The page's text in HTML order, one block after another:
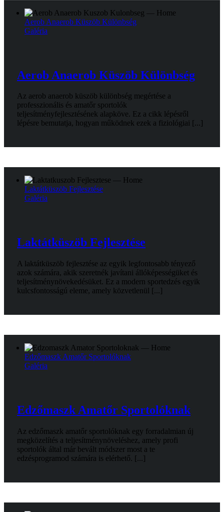
Aerob Anaerob Küszöb Különbség
Galéria
Aerob Anaerob Küszöb Különbség
Az aerob anaerob küszöb különbség megértése a
professzionális és amatőr sportolók
teljesítményfejlesztésének alapköve. Ez a cikk lépésről
lépésre bemutatja, hogyan működnek ezek a fiziológiai [...]
Laktátküszöb Fejlesztése
Galéria
Laktátküszöb Fejlesztése
A laktátküszöb fejlesztése az egyik legfontosabb tényező
azok számára, akik szeretnék javítani állóképességüket és
teljesítménynövekedésüket. Ez a modern sportedzés egyik
kulcsfontosságú eleme, amely közvetlenül [...]
Edzőmaszk Amatőr Sportolóknak
Galéria
Edzőmaszk Amatőr Sportolóknak
Az edzőmaszk amatőr sportolóknak egy forradalmian új
megközelítés a teljesítménynöveléshez, amely profi
sportolók által már bevált módszer most a te
edzésprogramod számára is elérhető. [...]